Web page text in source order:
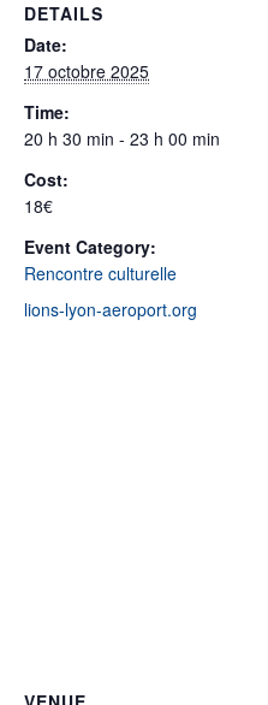
DETAILS
Date:
17 octobre 2025
Time:
20 h 30 min - 23 h 00 min
Cost:
18€
Event Category:
Rencontre culturelle
lions-lyon-aeroport.org